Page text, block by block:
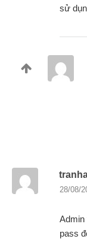
sử
28/08/
Admin
pass